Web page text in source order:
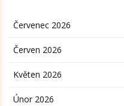
Červenec 2026
Červen 2026
Květen 2026
Únor 2026